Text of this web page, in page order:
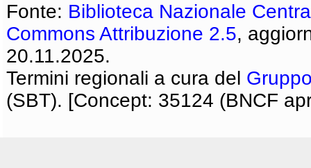
Fonte: Biblioteca Nazionale
Commons Attribuzione 2.5,
20.11.2025.
Termini regionali a cura del
(SBT). [Concept: 35124 (BNCF